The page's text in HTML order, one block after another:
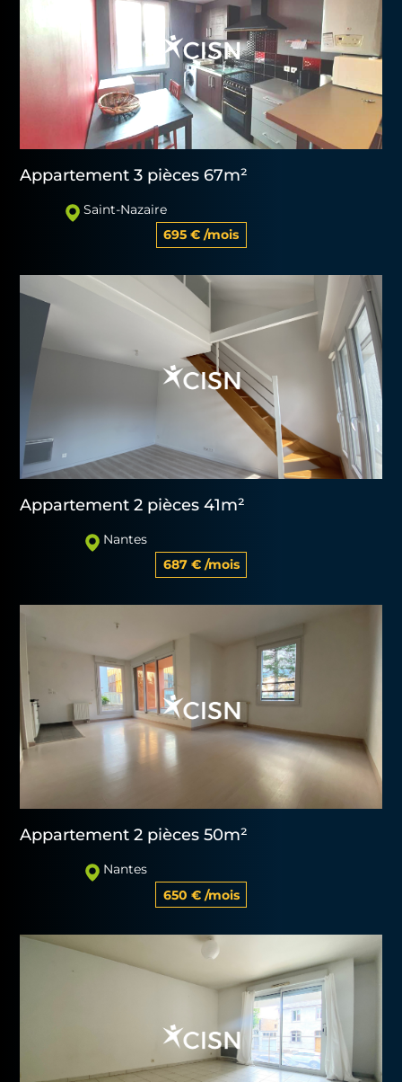
Appartement 3 pièces 67m²
Saint-Nazaire
695 € /mois
Appartement 2 pièces 41m²
Nantes
687 € /mois
Appartement 2 pièces 50m²
Nantes
650 € /mois